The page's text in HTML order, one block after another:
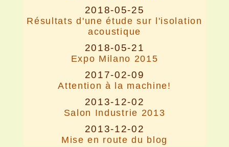
2018-05-25
Résultats d'une étude sur l'isolation
acoustique
2018-05-21
Expo Milano 2015
2017-02-09
Attention à la machine!
2013-12-02
Salon Industrie 2013
2013-12-02
Mise en route du blog